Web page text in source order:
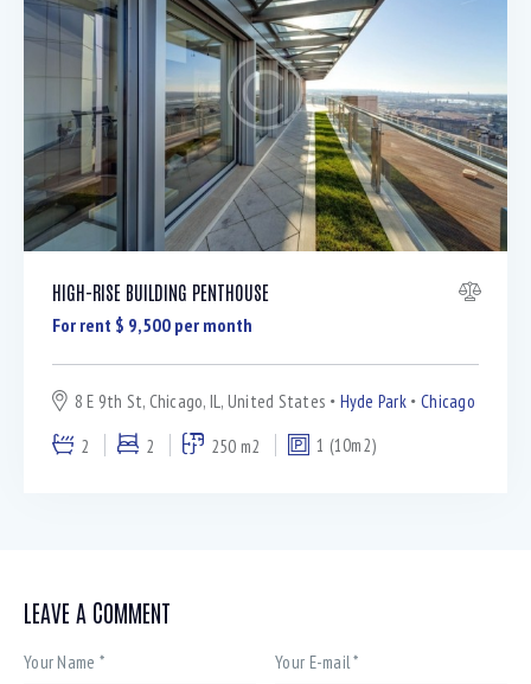
HIGH-RISE BUILDING PENTHOUSE
For rent $ 9,500 per month
8 E 9th St, Chicago, IL, United States Hyde Park
Chicago
2
2 250 m2 1 (10m2)
LEAVE A COMMENT